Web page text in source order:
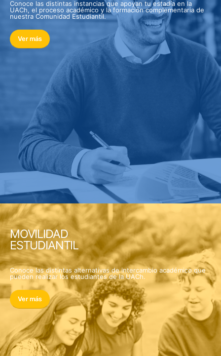
Conoce las distintas instancias que apoyan tu estadía en la
UACh, el proceso académico y la formación complementaria de
nuestra Comunidad Estudiantil.
Ver más
MOVILIDAD
ESTUDIANTIL
Conoce las distintas alternativas de intercambio académico que
pueden realizar los estudiantes de la UACh.
Ver más